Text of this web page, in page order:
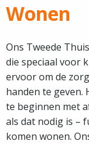
Wonen
Ons Tweede
die speciaal voor
ervoor om de
handen te
te beginnen met
als dat nodig is –
komen wonen.